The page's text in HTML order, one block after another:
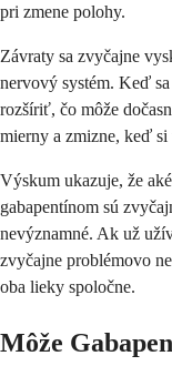
pri zmene polohy.
Závraty sa zvyčajne
nervový systém. Keď
rozšíriť, čo môže
mierny a zmizne, keď
Výskum ukazuje, že
gabapentínom sú
nevýznamné. Ak už
zvyčajne problémovo
oba lieky spoločne.
Môže